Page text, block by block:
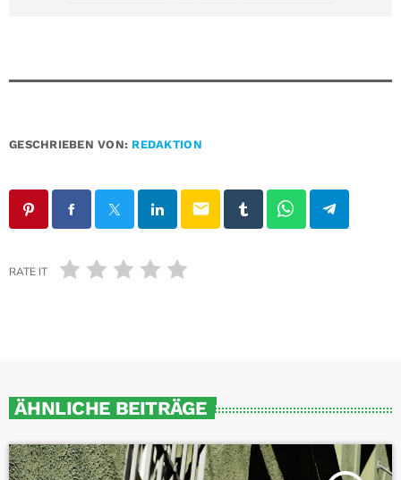
GESCHRIEBEN VON: REDAKTION
email
RATE IT
ÄHNLICHE BEITRÄGE